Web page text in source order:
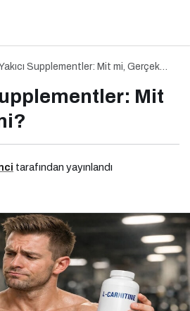
Supplementler: Mit mi, Gerçek
Mit
tarafından yayınlandı
Ne İşe Yarar?